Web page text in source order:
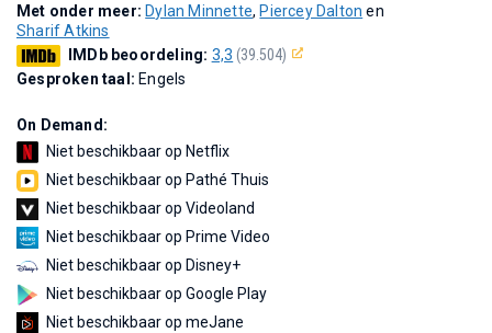
Met onder meer: Dylan Minnette, Piercey Dalton en
Sharif Atkins
IMDb beoordeling: 3,3 (39.504)
Gesproken taal: Engels
On Demand:
Niet beschikbaar op Netflix
Niet beschikbaar op Pathé Thuis
Niet beschikbaar op Videoland
Niet beschikbaar op Prime Video
Niet beschikbaar op Disney+
Niet beschikbaar op Google Play
Niet beschikbaar op meJane